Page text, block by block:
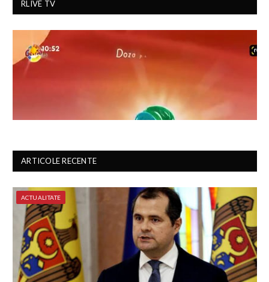
RLIVE TV
ARTICOLE RECENTE
ACTUALITATE